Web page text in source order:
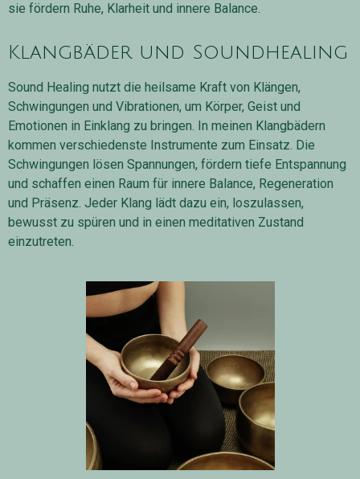
sie fördern Ruhe, Klarheit und innere Balance.
Klangbäder und Soundhealing
Sound Healing nutzt die heilsame Kraft von Klängen,
Schwingungen und Vibrationen, um Körper, Geist und
Emotionen in Einklang zu bringen. In meinen Klangbädern
kommen verschiedenste Instrumente zum Einsatz. Die
Schwingungen lösen Spannungen, fördern tiefe Entspannung
und schaffen einen Raum für innere Balance, Regeneration
und Präsenz. Jeder Klang lädt dazu ein, loszulassen,
bewusst zu spüren und in einen meditativen Zustand
einzutreten.